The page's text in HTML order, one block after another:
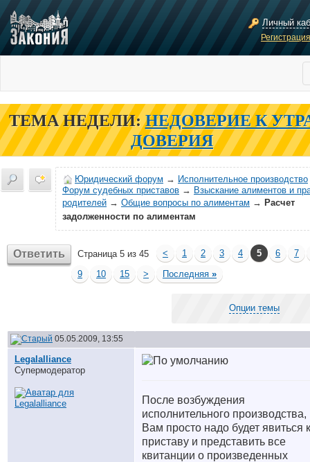
Личный
ТЕМА НЕДЕЛИ: НЕДОВЕРИЕ К
ДОВЕРИЯ
Юридический форум → Исполнительное производство
Форум судебных приставов → Взыскание алиментов и
родителей → Общие вопросы по алиментам → Расчет
задолженности по алиментам
Ответить Страница 5 из 45 < 1 2 3 4 5 6
7
9
10 15 > Последняя »
Опции темы
05.05.2009, 13:55
Legalalliance
Супермодератор
После возбуждения
исполнительного производства,
Вам просто надо будет явиться к
приставу и представить все
квитанции о произведенных